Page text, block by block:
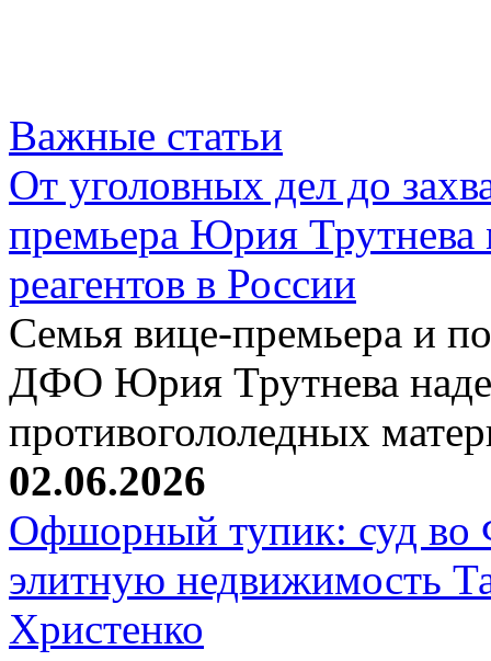
Важные статьи
От уголовных дел до
премьера Юрия Трутнева
реагентов в России
Семья вице-премьера и
ДФО Юрия Трутнева
противогололедных
02.06.2026
Офшорный тупик: суд во
элитную недвижимость
Христенко